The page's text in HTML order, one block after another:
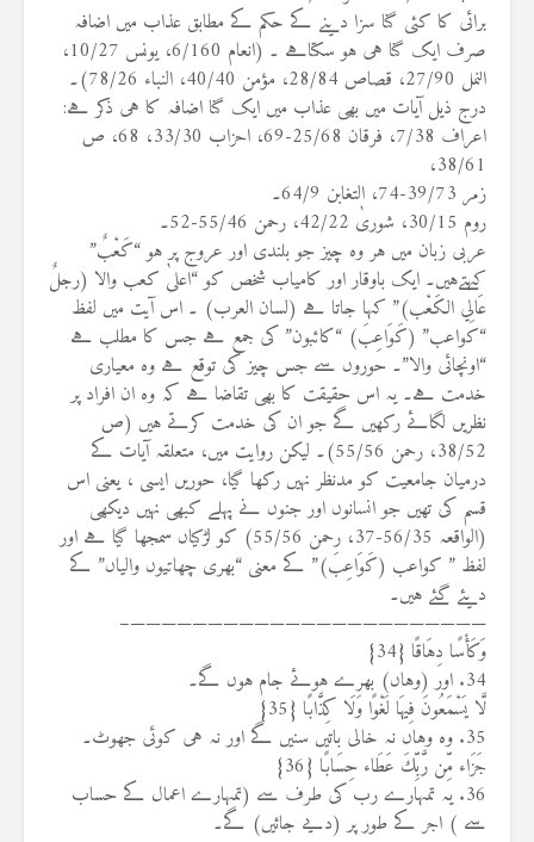
برائی کا کئی گنا سزا دینے کے حکم کے مطابق عذاب میں اضافہ
صرف ایک گنا ہی ہو سکتاہے ۔ (انعام 6/160، یونس 10/27،
النمل 27/90، قصاص 28/84، مؤمن 40/40، النباء 78/26)۔
درج ذیل آیات میں بھی عذاب میں ایک گنا اضافہ کا ہی ذکر ہے:
اعراف 7/38، فرقان 25/68-69، احزاب 33/30، 68، ص
38/61،
زمر 39/73-74، التغابن 64/9۔
روم 30/15، شوریٰ 42/22، رحمن 55/46-52۔
عربی زبان میں ہر وہ چیز جو بلندی اور عروج پر ہو “کَعْبٌ”
کہتےہیں۔ ایک باوقار اور کامیاب شخص کو “اعلیٰ کعب والا (رجلٌ
عَالِي الكَعْب)” کہا جاتا ہے (لسان العرب) ۔ اس آیت میں لفظ
“کواعب” (كَوَاعِبَ) “کائبون” کی جمع ہے جس کا مطلب ہے
“اونچائی والا”۔ حوروں سے جس چیز کی توقع ہے وہ معیاری
خدمت ہے۔ یہ اس حقیقت کا بھی تقاضا ہے کہ وہ ان افراد پر
نظریں لگائے رکھیں گے جو ان کی خدمت کرتے ہیں (ص
38/52، رحمن 55/56)۔ لیکن روایت میں، متعلقہ آیات کے
درمیان جامعیت کو مدنظر نہیں رکھا گیا، حوریں ایسی ، یعنی اس
قسم کی تھیں جو انسانوں اور جنوں نے پہلے کبھی نہیں دیکھی
(الواقعہ 56/35-37، رحمن 55/56) کو لڑکیاں سمجھا گیا ہے اور
لفظ ” كواعب (كَوَاعِبَ)” کے معنی “بھری چھاتیوں والیاں” کے
دیئے گئے ہیں۔
———————————————————————–
وَكَأْسًا دِهَاقًا {34}
لَّا يَسْمَعُونَ فِيهَا لَغْوًا وَلَا كِذَّابًا {35}
جَزَاء مِّن رَّبِّكَ عَطَاء حِسَابًا {36}
36. یہ تمہارے رب کی طرف سے (تمہارے اعمال کے حساب
سے ) اجر کے طور پر (دیے جائیں) گے۔